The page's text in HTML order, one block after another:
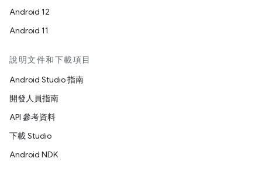
Android 12
Android 11
說明文件和下載項目
Android Studio 指南
開發人員指南
API 參考資料
下載 Studio
Android NDK